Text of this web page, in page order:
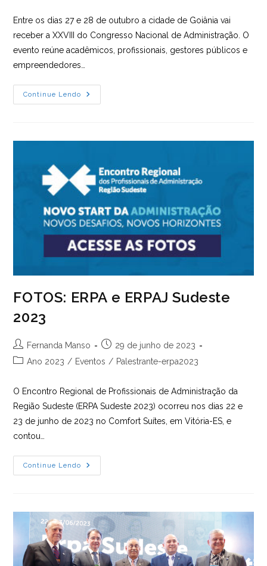
post:
Entre os dias 27 e 28 de outubro a cidade de Goiânia vai
receber a XXVIII do Congresso Nacional de Administração. O
evento reúne acadêmicos, profissionais, gestores públicos e
empreendedores…
Continue Lendo
XXVIII
Conad
Em
Goiânia
FOTOS: ERPA e ERPAJ Sudeste
2023
Autor
do
Fernanda Manso
Post
publicado:
29 de junho de 2023
Categoria
Ano 2023 / Eventos / Palestrante-erpa2023
O Encontro Regional de Profissionais de Administração da
Região Sudeste (ERPA Sudeste 2023) ocorreu nos dias 22 e
23 de junho de 2023 no Comfort Suítes, em Vitória-ES, e
contou…
Continue Lendo
FOTOS:
ERPA